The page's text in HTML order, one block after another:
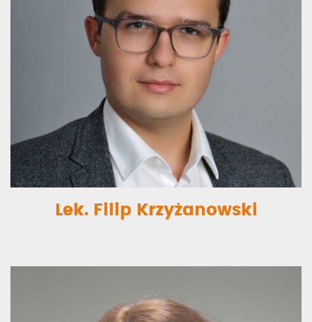
Lek. Filip Krzyżanowski